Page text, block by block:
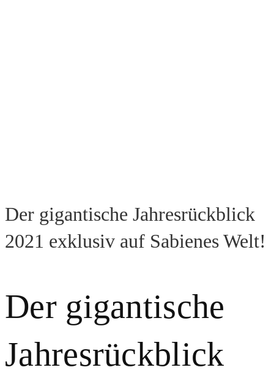
Der gigantische Jahresrückblick
2021 exklusiv auf Sabienes Welt!
Der gigantische
Jahresrückblick